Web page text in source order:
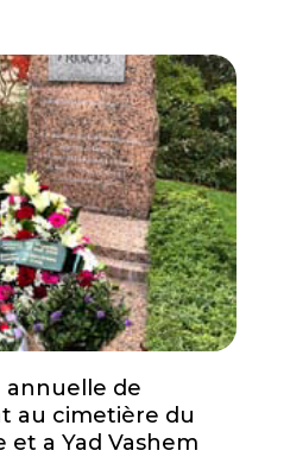
annuelle de
au cimetière du
et a Yad Vashem